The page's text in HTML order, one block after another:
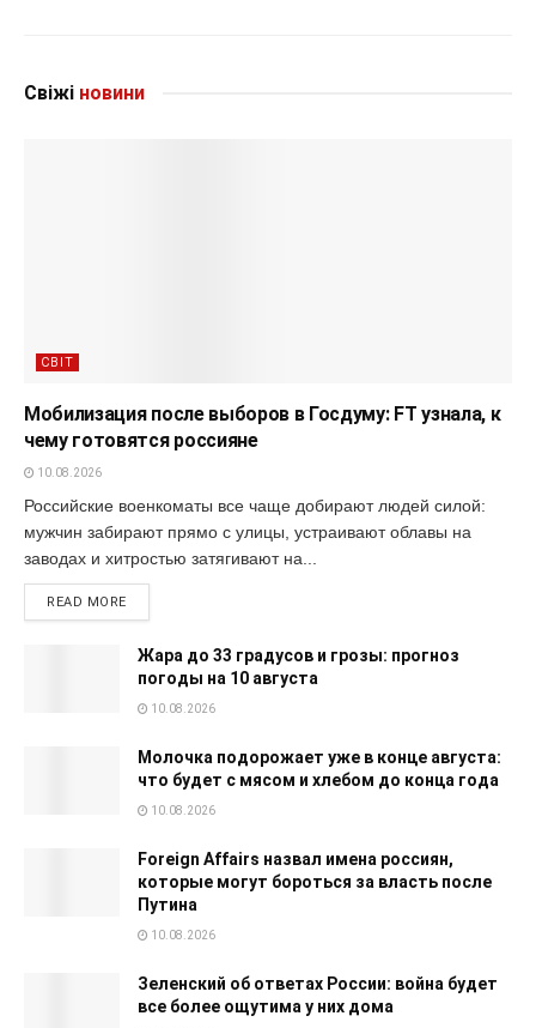
Свіжі новини
СВІТ
Мобилизация после выборов в Госдуму: FT узнала, к
чему готовятся россияне
10.08.2026
Российские военкоматы все чаще добирают людей силой:
мужчин забирают прямо с улицы, устраивают облавы на
заводах и хитростью затягивают на...
READ MORE
Жара до 33 градусов и грозы: прогноз
погоды на 10 августа
10.08.2026
Молочка подорожает уже в конце августа:
что будет с мясом и хлебом до конца года
10.08.2026
Foreign Affairs назвал имена россиян,
которые могут бороться за власть после
Путина
10.08.2026
Зеленский об ответах России: война будет
все более ощутима у них дома